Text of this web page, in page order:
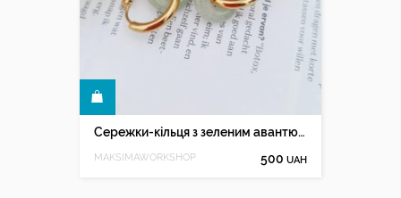
Сережки-кільця з зеленим авантюрином
MAKSIMAWORKSHOP 500 UAH